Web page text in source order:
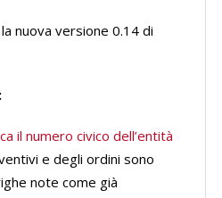
nuova versione 0.14 di
il numero civico dell’entità
e degli ordini sono
note come già